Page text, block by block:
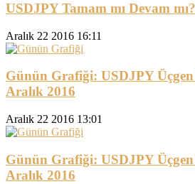
USDJPY Tamam mı Devam
Aralık 22 2016 16:11
Günün Grafiği: USDJPY
Aralık 2016
Aralık 22 2016 13:01
Günün Grafiği: USDJPY
Aralık 2016